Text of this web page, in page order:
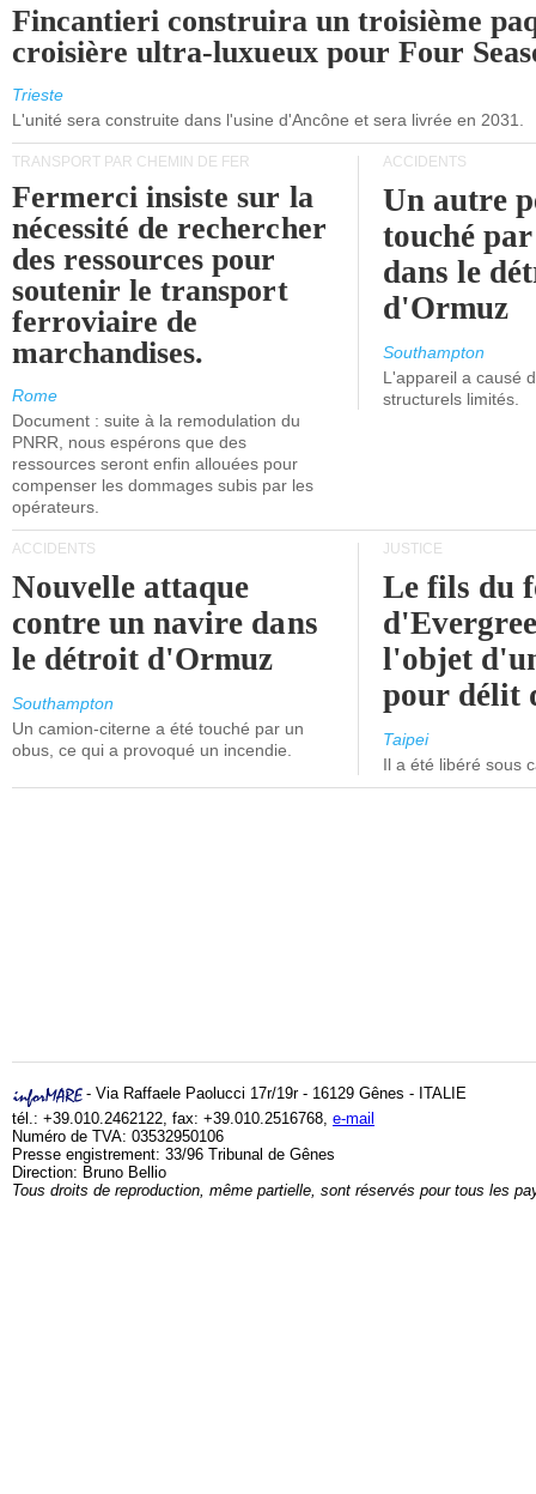
Fincantieri construira un troisième
croisière ultra-luxueux pour Four
Trieste
L'unité sera construite dans l'usine d'Ancône et sera livrée en 2031.
TRANSPORT PAR CHEMIN DE FER
Fermerci insiste sur la
nécessité de rechercher
des ressources pour
soutenir le transport
ferroviaire de
marchandises.
Rome
Document : suite à la remodulation du
PNRR, nous espérons que des
ressources seront enfin allouées pour
compenser les dommages subis par les
opérateurs.
ACCIDENTS
Un autre
touché
dans le
d'Ormuz
Southampton
L'appareil a causé
structurels limités.
ACCIDENTS
Nouvelle attaque
contre un navire dans
le détroit d'Ormuz
Southampton
Un camion-citerne a été touché par un
obus, ce qui a provoqué un incendie.
JUSTICE
Le fils du
l'objet
pour délit
Taipei
Il a été libéré sous
- Via Raffaele Paolucci 17r/19r - 16129 Gênes - ITALIE
tél.: +39.010.2462122, fax: +39.010.2516768, e-mail
Numéro de TVA: 03532950106
Presse engistrement: 33/96 Tribunal de Gênes
Direction: Bruno Bellio
Tous droits de reproduction, même partielle, sont réservés pour tous les